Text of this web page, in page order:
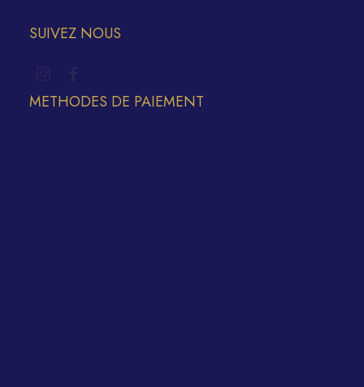
SUIVEZ NOUS
METHODES DE PAIEMENT